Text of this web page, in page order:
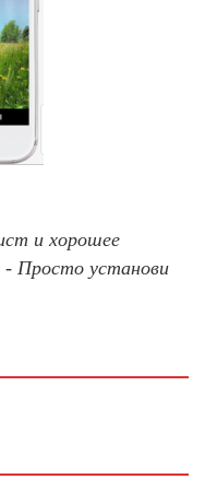
и хорошее
- Просто установи